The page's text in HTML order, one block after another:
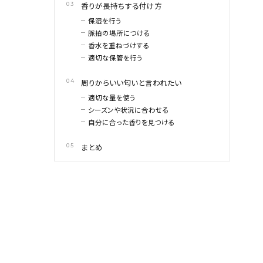
香りが長持ちする付け方
保湿を行う
脈拍の場所につける
香水を重ねづけする
適切な保管を行う
周りからいい匂いと言われたい
適切な量を使う
シーズンや状況に合わせる
自分に合った香りを見つける
まとめ